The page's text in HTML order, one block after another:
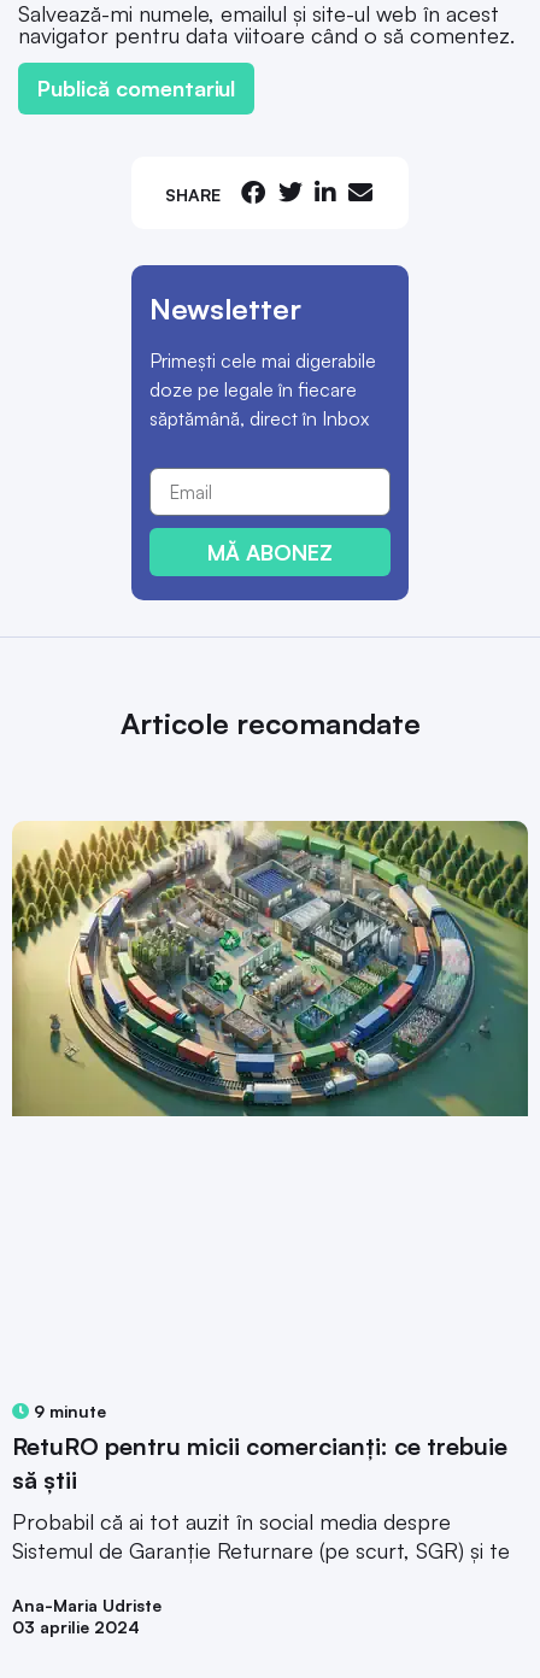
SHARE
Newsletter
Primești cele mai digerabile
doze pe legale în fiecare
săptămână, direct în Inbox
MĂ ABONEZ
Salvează-mi numele, emailul și site-ul web în acest
navigator pentru data viitoare când o să comentez.
Articole recomandate
9 minute
RetuRO pentru micii comercianți: ce trebuie
să știi
Probabil că ai tot auzit în social media despre
Sistemul de Garanție Returnare (pe scurt, SGR) și te
Ana-Maria Udriste
03 aprilie 2024